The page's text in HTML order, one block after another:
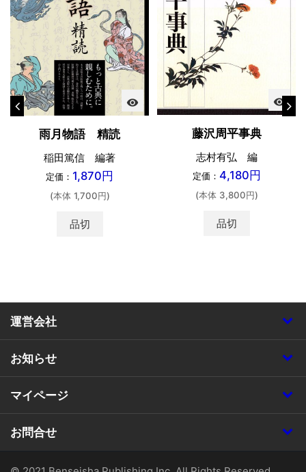
visibility
雨月物語 精読
稲田篤信 編著
定価： 1,870円
(本体 1,700円)
品切
visibility
藤沢周平事典
志村有弘 編
定価： 4,180円
(本体 3,800円)
品切
運営会社
お知らせ
マイページ
お問合せ